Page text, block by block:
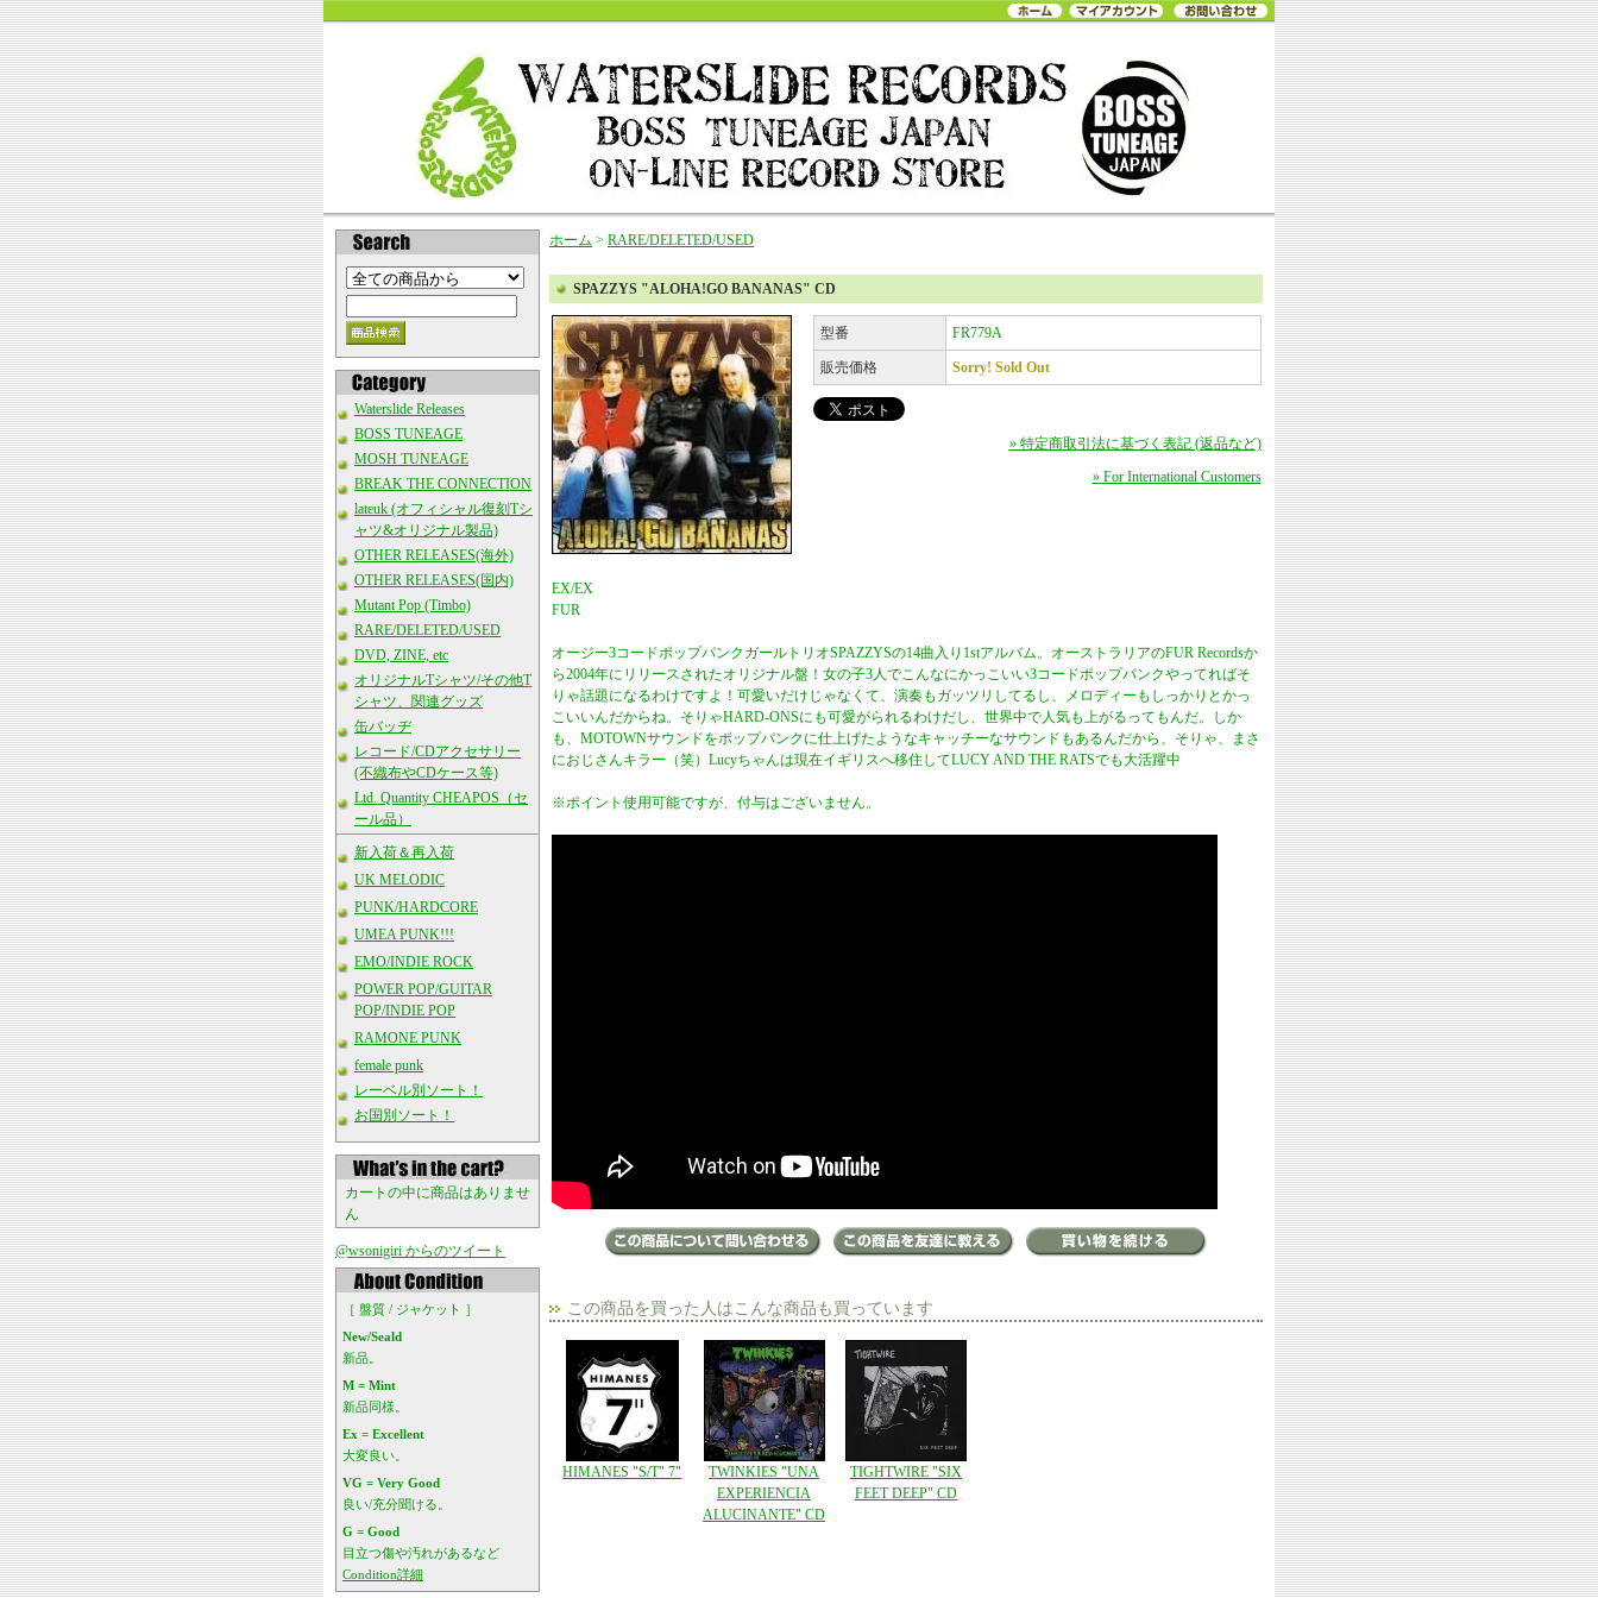
Waterslide Releases
BOSS TUNEAGE
MOSH TUNEAGE
BREAK THE CONNECTION
lateuk (オフィシャル復刻Tシ
ャツ&オリジナル製品)
OTHER RELEASES(海外)
OTHER RELEASES(国内)
Mutant Pop (Timbo)
RARE/DELETED/USED
DVD, ZINE, etc
オリジナルTシャツ/その他T
シャツ、関連グッズ
缶バッヂ
レコード/CDアクセサリー
(不織布やCDケース等)
Ltd. Quantity CHEAPOS（セ
ール品）
新入荷＆再入荷
UK MELODIC
PUNK/HARDCORE
UMEA PUNK!!!
EMO/INDIE ROCK
POWER POP/GUITAR
POP/INDIE POP
RAMONE PUNK
female punk
レーベル別ソート！
お国別ソート！
カートの中に商品はありませ
ん
@wsonigiri からのツイート
［ 盤質 / ジャケット ］
New/Seald
新品。
M = Mint
新品同様。
Ex = Excellent
大変良い。
VG = Very Good
良い/充分聞ける。
G = Good
目立つ傷や汚れがあるなど
Condition詳細
ホーム > RARE/DELETED/USED
SPAZZYS "ALOHA!GO BANANAS" CD
型番 FR779A
販売価格 Sorry! Sold Out
» 特定商取引法に基づく表記 (返品など)
» For International Customers
EX/EX
FUR
オージー3コードポップパンクガールトリオSPAZZYSの14曲入り1stアルバム。オーストラリアのFUR Recordsか
ら2004年にリリースされたオリジナル盤！女の子3人でこんなにかっこいい3コードポップパンクやってればそ
りゃ話題になるわけですよ！可愛いだけじゃなくて、演奏もガッツリしてるし、メロディーもしっかりとかっ
こいいんだからね。そりゃHARD-ONSにも可愛がられるわけだし、世界中で人気も上がるってもんだ。しか
も、MOTOWNサウンドをポップパンクに仕上げたようなキャッチーなサウンドもあるんだから、そりゃ、まさ
におじさんキラー（笑）Lucyちゃんは現在イギリスへ移住してLUCY AND THE RATSでも大活躍中
※ポイント使用可能ですが、付与はございません。
この商品を買った人はこんな商品も買っています
HIMANES "S/T" 7"
TWINKIES "UNA
EXPERIENCIA
ALUCINANTE" CD
TIGHTWIRE "SIX
FEET DEEP" CD